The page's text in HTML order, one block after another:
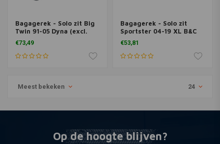
Bagagerek - Solo zit Big
Twin 91-05 Dyna (excl.
FXDWG)
€73,49
Bagagerek - Solo zit
Sportster 04-19 XL B&C
mount holes
€53,81
Meest bekeken 24
Op de hoogte blijven?